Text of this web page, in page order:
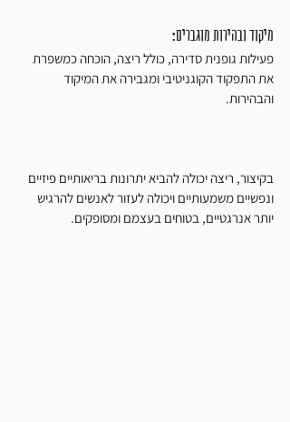
מיקוד ובהירות מוגברים:
פעילות גופנית סדירה, כולל ריצה, הוכחה כמשפרת
את התפקוד הקוגניטיבי ומגבירה את המיקוד
והבהירות.
בקיצור, ריצה יכולה להביא יתרונות בריאותיים פיזיים
ונפשיים משמעותיים ויכולה לעזור לאנשים להרגיש
יותר אנרגטיים, בטוחים בעצמם ומסופקים.